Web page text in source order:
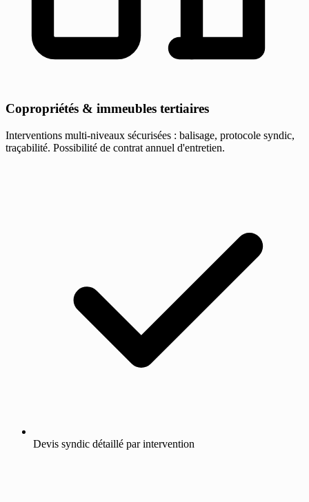
Copropriétés & immeubles tertiaires
Interventions multi-niveaux sécurisées : balisage, protocole syndic,
traçabilité. Possibilité de contrat annuel d'entretien.
Devis syndic détaillé par intervention